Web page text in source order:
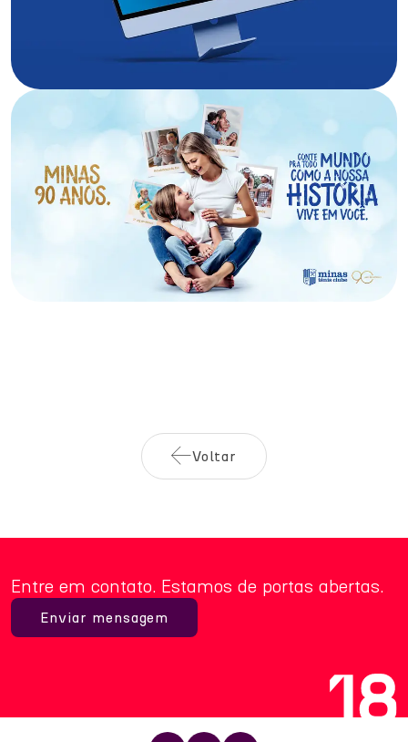
Voltar
Entre em contato. Estamos de portas abertas.
Enviar mensagem